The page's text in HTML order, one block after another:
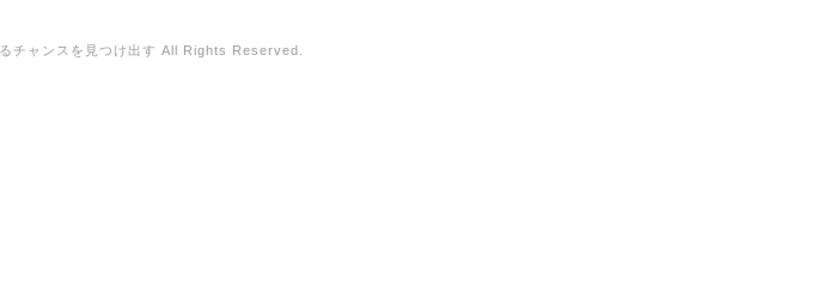
チャンスを見つけ出す All Rights Reserved.